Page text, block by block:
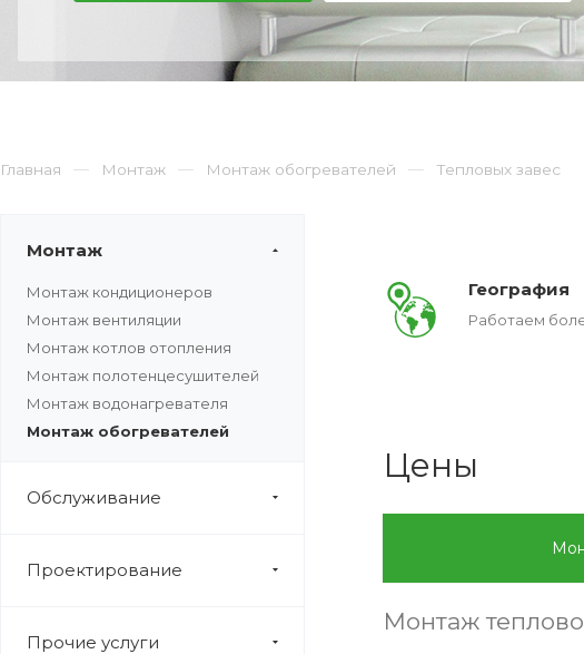
Главная Монтаж Монтаж обогревателей Тепловых завес
Монтаж
Монтаж кондиционеров
Монтаж вентиляции
Монтаж котлов отопления
Монтаж полотенцесушителей
Монтаж водонагревателя
Монтаж обогревателей
Обслуживание
Проектирование
Прочие услуги
География
Работаем
Цены
Монтаж